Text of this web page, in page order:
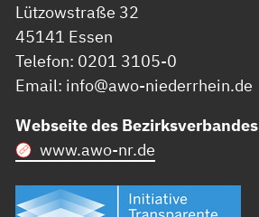
Lützowstraße 32
45141 Essen
Telefon: 0201 3105-0
Email: info@awo-niederrhein.de
Webseite des Bezirksverbandes
www.awo-nr.de